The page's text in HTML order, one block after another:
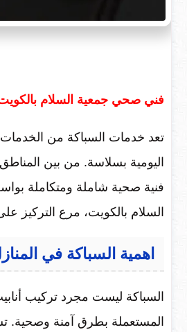
فني صحي جمعية السلام
تعد خدمات السباكة من
اليومية بسلاسة. من بين
فنية صحية شاملة ومتكاملة
السلام بالكويت، مرع التركيز على
اهمية السباكة في
السباكة ليست مجرد تركيب
المستعملة بطرق آمنة وصحية.